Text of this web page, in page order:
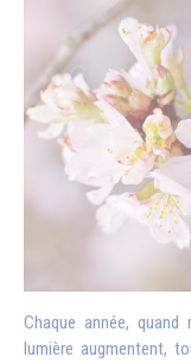
Chaque année,
lumière augmentent,